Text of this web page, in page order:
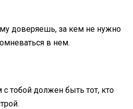
доверяешь, за кем не нужно
в нем.
тобой должен быть тот, кто